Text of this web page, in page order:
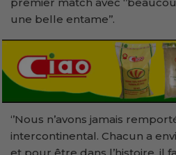
une belle entame’’.
‘’Nous n’avons jamais
intercontinental. Chacun a